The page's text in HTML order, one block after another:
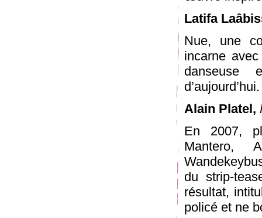
Latifa
Nue, une
incarne
danseuse
d’aujourd’hui.
Alain Platel,
En 2007,
Mantero,
du strip-
résultat,
policé et ne